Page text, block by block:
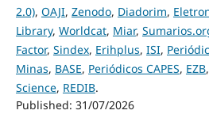
2.0), OAJI, Zenodo, Diadorim,
Library, Worldcat, Miar,
Factor, Sindex, Erihplus, ISI,
Minas, BASE, Periódicos CAPES, EZB,
Science, REDIB.
Published: 31/07/2026